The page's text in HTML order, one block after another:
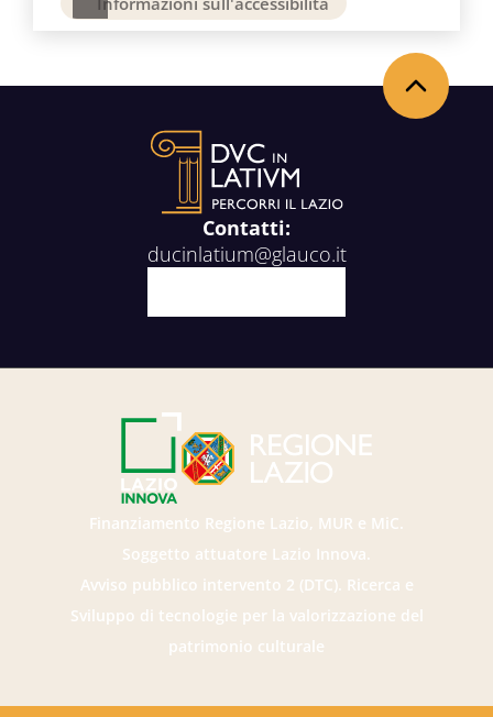
Contatti:
ducinlatium@glauco.it
Finanziamento Regione Lazio, MUR e MiC.
Soggetto attuatore Lazio Innova.
Avviso pubblico intervento 2 (DTC). Ricerca e
Sviluppo di tecnologie per la valorizzazione del
patrimonio culturale
Torna in alto